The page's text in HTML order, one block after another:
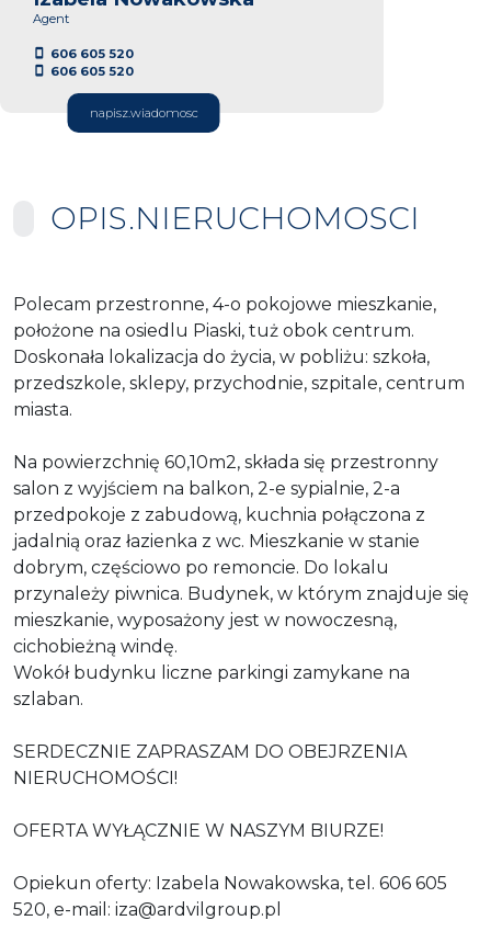
Agent
606 605 520
606 605 520
napisz.wiadomosc
OPIS.NIERUCHOMOSCI
Polecam przestronne, 4-o pokojowe mieszkanie,
położone na osiedlu Piaski, tuż obok centrum.
Doskonała lokalizacja do życia, w pobliżu: szkoła,
przedszkole, sklepy, przychodnie, szpitale, centrum
miasta.
Na powierzchnię 60,10m2, składa się przestronny
salon z wyjściem na balkon, 2-e sypialnie, 2-a
przedpokoje z zabudową, kuchnia połączona z
jadalnią oraz łazienka z wc. Mieszkanie w stanie
dobrym, częściowo po remoncie. Do lokalu
przynależy piwnica. Budynek, w którym znajduje się
mieszkanie, wyposażony jest w nowoczesną,
cichobieżną windę.
Wokół budynku liczne parkingi zamykane na
szlaban.
SERDECZNIE ZAPRASZAM DO OBEJRZENIA
NIERUCHOMOŚCI!
OFERTA WYŁĄCZNIE W NASZYM BIURZE!
Opiekun oferty: Izabela Nowakowska, tel. 606 605
520, e-mail: iza@ardvilgroup.pl